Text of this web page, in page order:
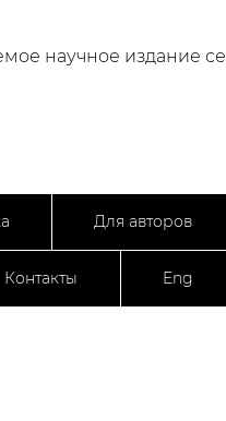
научное издание
Для авторов
Контакты Eng